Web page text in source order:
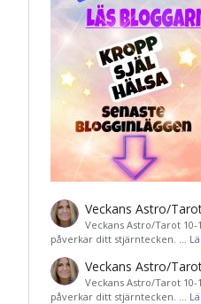
Veckans Astro/
Veckans Astro/Tarot
påverkar ditt stjärntecken. …
Veckans Astro/
Veckans Astro/Tarot
påverkar ditt stjärntecken. …